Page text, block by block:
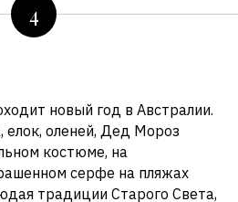
4
новый год в Австралии.
елок, оленей, Дед Мороз
костюме, на
серфе на пляжах
традиции Старого Света,